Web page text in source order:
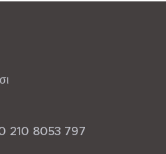
210 8053 797